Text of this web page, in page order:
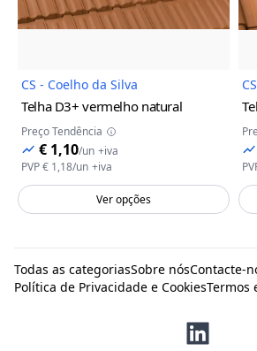
CS - Coelho da Silva
Telha D3+ vermelho natural
Preço Tendência
€ 1,10/un +iva
PVP€ 1,18/un +iva
Ver opções
Todas as categoriasSobre nósContacte-
Política de Privacidade e CookiesTermos